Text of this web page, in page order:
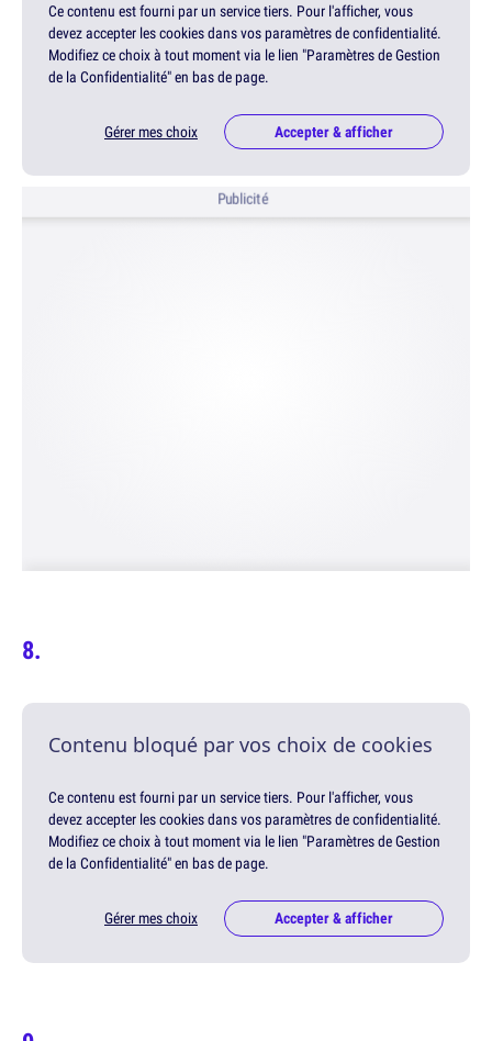
Ce contenu est fourni par un service tiers. Pour l'afficher, vous
devez accepter les cookies dans vos paramètres de confidentialité.
Modifiez ce choix à tout moment via le lien "Paramètres de Gestion
de la Confidentialité" en bas de page.
Gérer mes choix Accepter & afficher
Publicité
Contenu bloqué par vos choix de cookies
Ce contenu est fourni par un service tiers. Pour l'afficher, vous
devez accepter les cookies dans vos paramètres de confidentialité.
Modifiez ce choix à tout moment via le lien "Paramètres de Gestion
de la Confidentialité" en bas de page.
Gérer mes choix Accepter & afficher